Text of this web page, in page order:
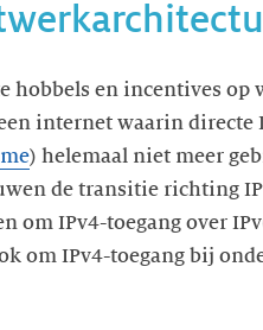
hobbels en incentives op
internet waarin directe
) helemaal niet meer
de transitie richting
om IPv4-toegang over
om IPv4-toegang bij